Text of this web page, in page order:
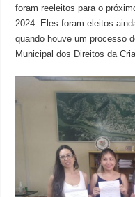
foram reeleitos para o
2024. Eles foram eleitos
quando houve um processo
Municipal dos Direitos da